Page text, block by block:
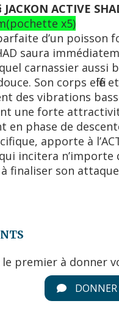
JACKON ACTIVE
x5)
d’un poisson
saura
carnassier aussi
Son corps effilé
des vibrations
une forte
en phase de
apporte à
incitera n’importe
finaliser son attaque
le premier à donner
DONNER